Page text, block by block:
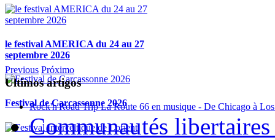
le festival AMERICA du 24 au 27
septembre 2026
Festival de Carcassonne 2026
Previous Próximo
Ultimos artigos
Rock'n'Road Trip La Route 66 en musique - De Chicago à
Communautés libertaires